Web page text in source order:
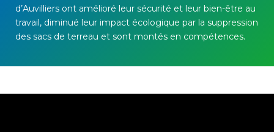
d’Auvilliers ont amélioré leur sécurité et leur bien-être au
travail, diminué leur impact écologique par la suppression
des sacs de terreau et sont montés en compétences.